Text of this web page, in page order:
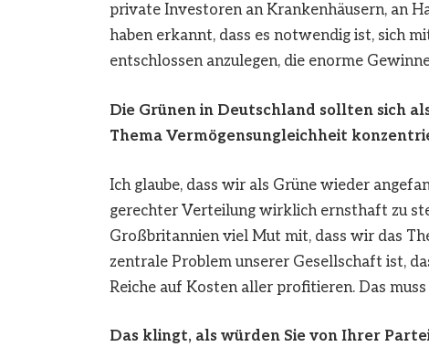
private Investoren an Krankenhäusern, an
haben erkannt, dass es notwendig ist, sich
entschlossen anzulegen, die enorme
Die Grünen in Deutschland sollten sich
Thema Vermögensungleichheit
Ich glaube, dass wir als Grüne wieder
gerechter Verteilung wirklich ernsthaft zu
Großbritannien viel Mut mit, dass wir das
zentrale Problem unserer Gesellschaft ist,
Reiche auf Kosten aller profitieren. Das
Das klingt, als würden Sie von Ihrer